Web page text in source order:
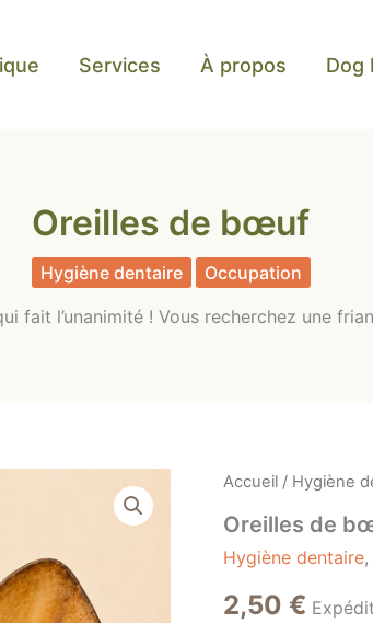
Services À propos Dog
Oreilles de bœuf
Hygiène dentaire
Occupation
fait l’unanimité ! Vous recherchez une
Accueil / Hygiène
Oreilles de
Hygiène dentaire,
2,50 €
quantité
Oreilles
bœuf